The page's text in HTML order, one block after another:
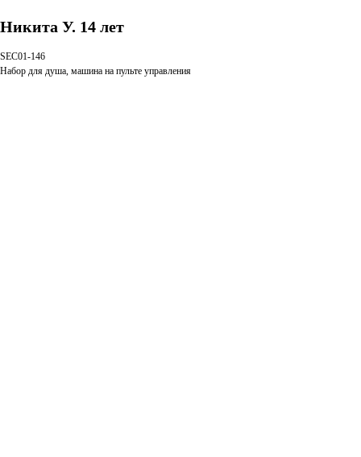
Никита У. 14 лет
SEC01-146
Набор для душа, машина на пульте управления